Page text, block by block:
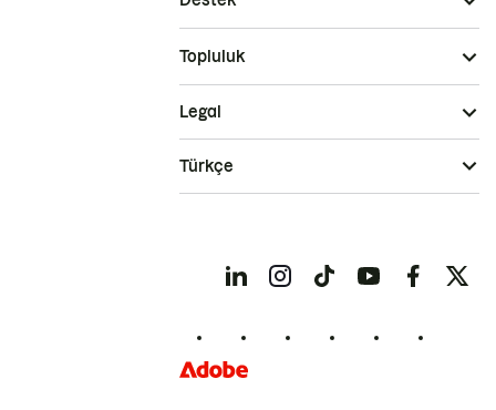
Topluluk
Legal
Türkçe